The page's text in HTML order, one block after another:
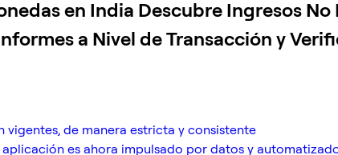
en India Descubre Ingresos
a Nivel de Transacción y
vigentes, de manera estricta y consistente
es ahora impulsado por datos y